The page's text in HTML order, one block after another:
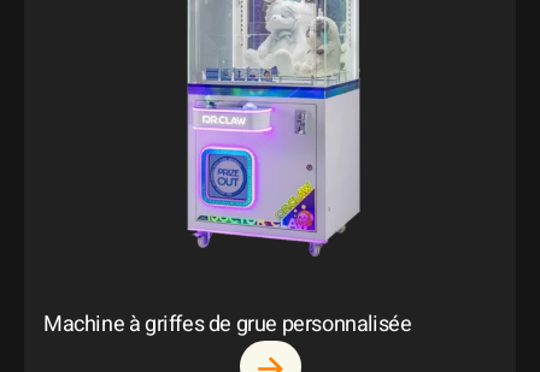
Machine à griffes de grue personnalisée